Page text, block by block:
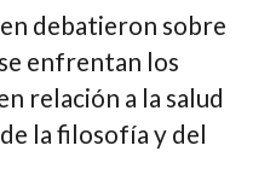
debatieron sobre
enfrentan los
relación a la salud
la filosofía y del